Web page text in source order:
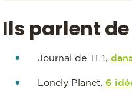
Ils parlent
Journal de TF1,
Lonely Planet, 6